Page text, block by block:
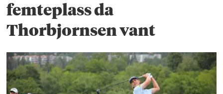
femteplass da
Thorbjornsen vant